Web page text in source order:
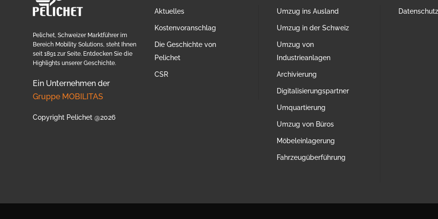
Pelichet, Schweizer Marktführer im
Bereich Mobility Solutions, steht Ihnen
seit 1891 zur Seite. Entdecken Sie die
Highlights unserer Geschichte.
Ein Unternehmen der
Gruppe MOBILITAS
Copyright Pelichet @2026
Aktuelles
Kostenvoranschlag
Die Geschichte von
Pelichet
CSR
Umzug ins Ausland
Umzug in der Schweiz
Umzug von
Industrieanlagen
Archivierung
Digitalisierungspartner
Umquartierung
Umzug von Büros
Möbeleinlagerung
Fahrzeugüberführung